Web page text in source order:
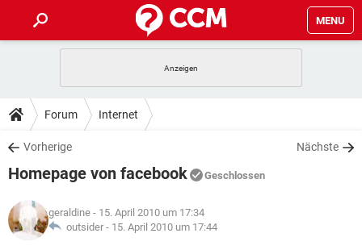
MENU
ANDROID
WINDOWS 10
WHATSAPP TIKTOK
FACEBOOK
TIPPS & TRICKS
SPIELE
WHATSAPP TIKTOK
DOWNLOADS
SPIELE STREAMING
ANDROID
WINDOWS 10 INSTAGRAM
SPIELE STREAMING
LEXIKON
Forum Internet
Vorherige Nächste
Homepage von facebook Geschlossen
geraldine - 15. April 2010 um 17:34
outsider - 15. April 2010 um 17:44